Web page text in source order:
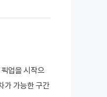
업을 시작으
가 가능한 구간